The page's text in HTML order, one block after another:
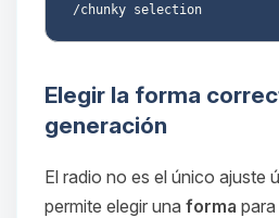
Elegir la forma
generación
El radio no es el único ajuste
permite elegir una forma